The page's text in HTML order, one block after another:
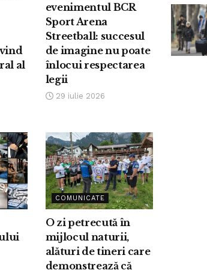
al
evenimentul BCR
Sport Arena
Streetball: succesul
de imagine nu poate
înlocui respectarea
legii
29 iulie 2026
COMUNICATE
O zi petrecută în
mijlocul naturii,
alături de tineri care
demonstrează că